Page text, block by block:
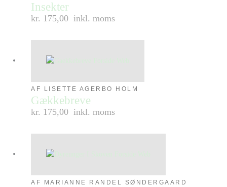
Insekter
kr. 175,00 inkl. moms
AF LISETTE AGERBO HOLM
Gækkebreve
kr. 175,00 inkl. moms
AF MARIANNE RANDEL SØNDERGAARD